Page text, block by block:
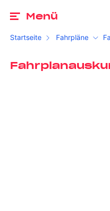
Menü
Startseite Fahrpläne